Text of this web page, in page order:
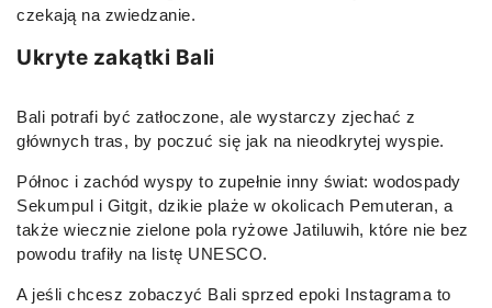
czekają na zwiedzanie.
Ukryte zakątki Bali
Bali potrafi być zatłoczone, ale wystarczy zjechać z
głównych tras, by poczuć się jak na nieodkrytej wyspie.
Północ i zachód wyspy to zupełnie inny świat: wodospady
Sekumpul i Gitgit, dzikie plaże w okolicach Pemuteran, a
także wiecznie zielone pola ryżowe Jatiluwih, które nie bez
powodu trafiły na listę UNESCO.
A jeśli chcesz zobaczyć Bali sprzed epoki Instagrama to